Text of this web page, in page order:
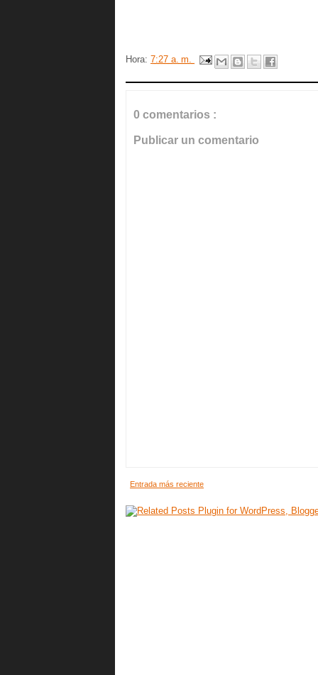
Hora: 7:27 a. m.
0 comentarios :
Publicar un comentario
Entrada más reciente